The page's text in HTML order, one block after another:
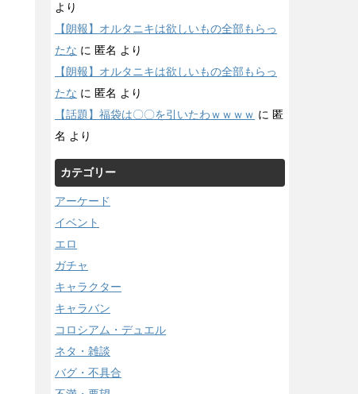
より
【朗報】オルタニキは欲しいもの全部もらっ
たな に 匿名 より
【朗報】オルタニキは欲しいもの全部もらっ
たな に 匿名 より
【話題】福袋は〇〇を引いたわｗｗｗｗ に 匿
名 より
カテゴリー
アーケード
イベント
エロ
ガチャ
キャラクター
キャラバン
コロシアム・デュエル
ネタ・雑談
バグ・不具合